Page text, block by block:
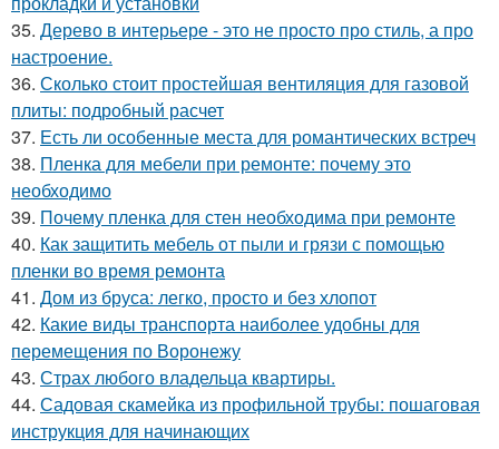
35. Дерево в интерьере - это не просто про стиль, а про
настроение.
36. Сколько стоит простейшая вентиляция для газовой
плиты: подробный расчет
37. Есть ли особенные места для романтических встреч
38. Пленка для мебели при ремонте: почему это
необходимо
39. Почему пленка для стен необходима при ремонте
40. Как защитить мебель от пыли и грязи с помощью
пленки во время ремонта
41. Дом из бруса: легко, просто и без хлопот
42. Какие виды транспорта наиболее удобны для
перемещения по Воронежу
43. Страх любого владельца квартиры.
44. Садовая скамейка из профильной трубы: пошаговая
инструкция для начинающих